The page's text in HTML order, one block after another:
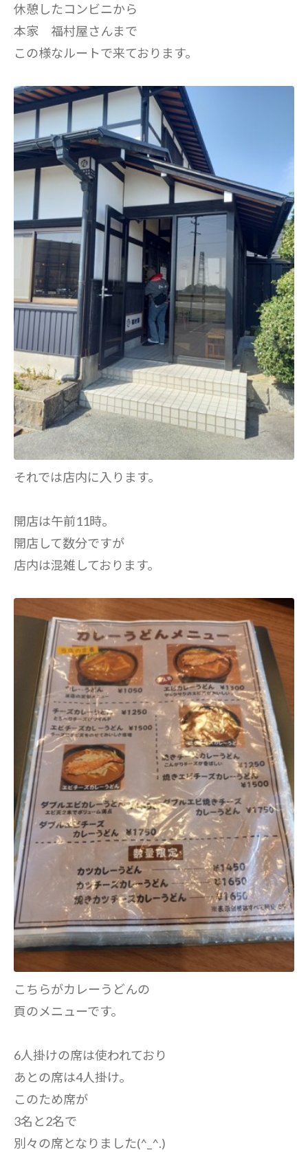
休憩したコンビニから
本家 福村屋さんまで
この様なルートで来ております。
それでは店内に入ります。
開店は午前11時。
開店して数分ですが
店内は混雑しております。
こちらがカレーうどんの
頁のメニューです。
6人掛けの席は使われており
あとの席は4人掛け。
このため席が
3名と2名で
別々の席となりました(^_^.)